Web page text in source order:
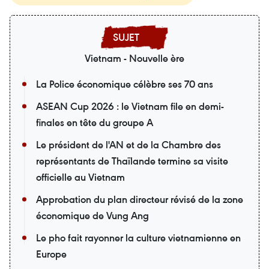
Vietnam - Nouvelle ère
La Police économique célèbre ses 70 ans
ASEAN Cup 2026 : le Vietnam file en demi-
finales en tête du groupe A
Le président de l'AN et de la Chambre des
représentants de Thaïlande termine sa visite
officielle au Vietnam
Approbation du plan directeur révisé de la zone
économique de Vung Ang
Le pho fait rayonner la culture vietnamienne en
Europe